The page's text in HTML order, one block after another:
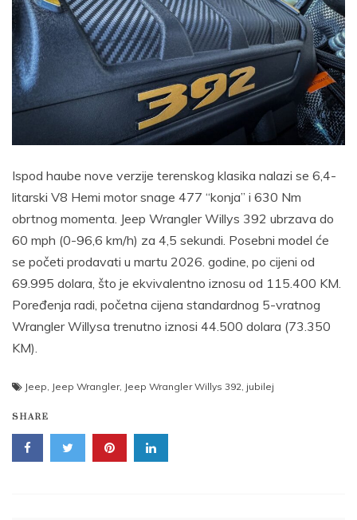
Ispod haube nove verzije terenskog klasika nalazi se 6,4-
litarski V8 Hemi motor snage 477 “konja” i 630 Nm
obrtnog momenta. Jeep Wrangler Willys 392 ubrzava do
60 mph (0-96,6 km/h) za 4,5 sekundi. Posebni model će
se početi prodavati u martu 2026. godine, po cijeni od
69.995 dolara, što je ekvivalentno iznosu od 115.400 KM.
Poređenja radi, početna cijena standardnog 5-vratnog
Wrangler Willysa trenutno iznosi 44.500 dolara (73.350
KM).
Jeep, Jeep Wrangler, Jeep Wrangler Willys 392, jubilej
SHARE